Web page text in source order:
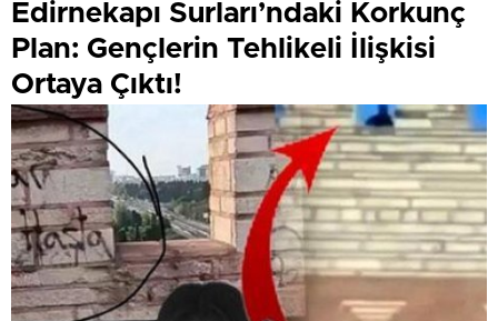
Edirnekapı Surları’ndaki Korkunç
Plan: Gençlerin Tehlikeli İlişkisi
Ortaya Çıktı!